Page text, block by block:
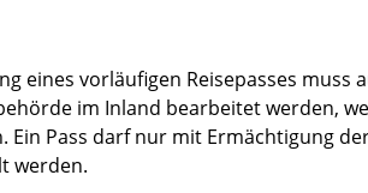
eines vorläufigen Reisepasses muss
im Inland bearbeitet werden,
Ein Pass darf nur mit Ermächtigung
werden.